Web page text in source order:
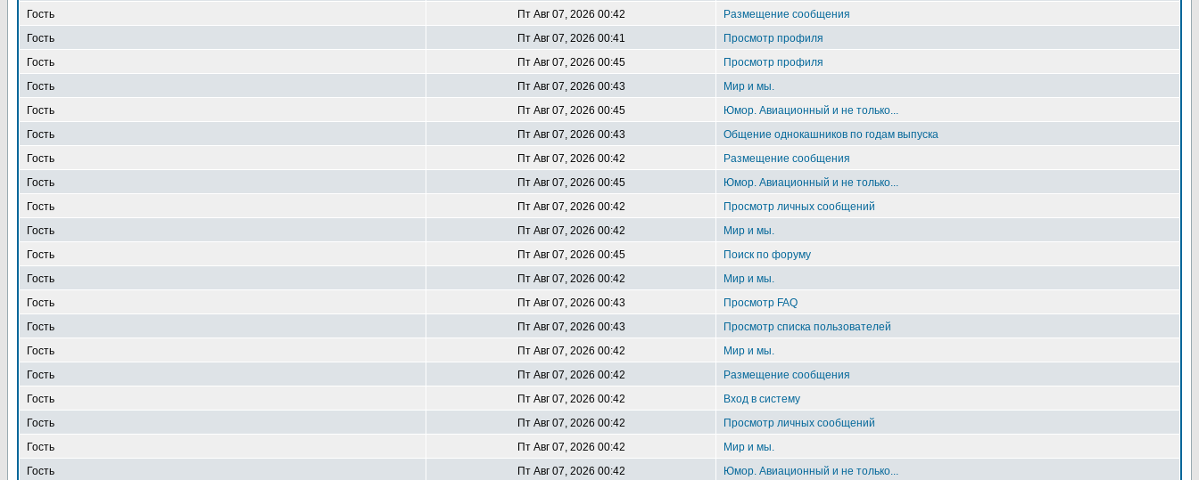
Гость
Пт Авг 07, 2026 00:42
Размещение сообщения
Гость
Пт Авг 07, 2026 00:41
Просмотр профиля
Гость
Пт Авг 07, 2026 00:45
Просмотр профиля
Гость
Пт Авг 07, 2026 00:43
Мир и мы.
Гость
Пт Авг 07, 2026 00:45
Юмор. Авиационный и не только...
Гость
Пт Авг 07, 2026 00:43
Общение однокашников по годам выпуска
Гость
Пт Авг 07, 2026 00:42
Размещение сообщения
Гость
Пт Авг 07, 2026 00:45
Юмор. Авиационный и не только...
Гость
Пт Авг 07, 2026 00:42
Просмотр личных сообщений
Гость
Пт Авг 07, 2026 00:42
Мир и мы.
Гость
Пт Авг 07, 2026 00:45
Поиск по форуму
Гость
Пт Авг 07, 2026 00:42
Мир и мы.
Гость
Пт Авг 07, 2026 00:43
Просмотр FAQ
Гость
Пт Авг 07, 2026 00:43
Просмотр списка пользователей
Гость
Пт Авг 07, 2026 00:42
Мир и мы.
Гость
Пт Авг 07, 2026 00:42
Размещение сообщения
Гость
Пт Авг 07, 2026 00:42
Вход в систему
Гость
Пт Авг 07, 2026 00:42
Просмотр личных сообщений
Гость
Пт Авг 07, 2026 00:42
Мир и мы.
Гость
Пт Авг 07, 2026 00:42
Юмор. Авиационный и не только...